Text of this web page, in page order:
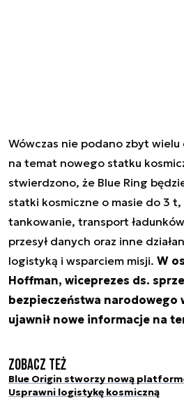
Wówczas nie podano zbyt
na temat nowego statku
stwierdzono, że Blue Ring
statki kosmiczne o masie do 3 t,
tankowanie, transport
przesył danych oraz inne
logistyką i wsparciem misji. W
Hoffman, wiceprezes ds.
bezpieczeństwa narodowego
ujawnił nowe informacje na
Zobacz też
Blue Origin stworzy nową
Usprawni logistykę kosmiczną